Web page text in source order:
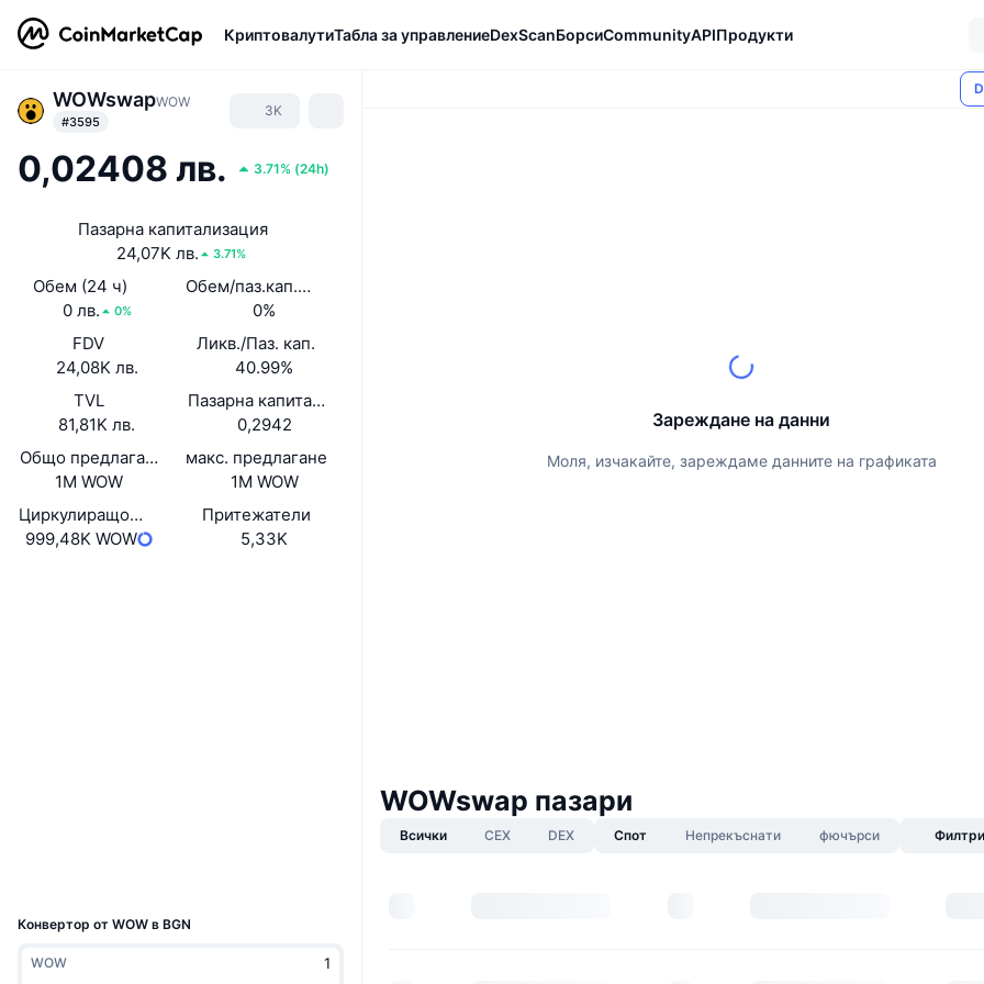
КриптовалутиТабла за управлениеDexScanБорсиCommunityAPIПродукти
WOWswapWOW
#3595
3K
0,02408 лв. 3.71% (24h)
Пазарна капитализация
24,07K лв.
3.71%
Обем (24 ч)
0 лв.
0%
Обем/паз.кап. (24 ч)
0%
FDV
24,08K лв.
Ликв./Паз. кап.
40.99%
TVL
81,81K лв.
Пазарна капитализация/TVL
0,2942
Общо предлагане
1M WOW
макс. предлагане
1M WOW
Циркулиращо предлагане
999,48K WOW
Притежатели
5,33K
Конвертор от WOW в BGN
WOW
Зареждане на данни
Моля, изчакайте, зареждаме данните на графиката
WOWswap пазари
Всички CEX DEX Спот Непрекъснати фючърси Филтри